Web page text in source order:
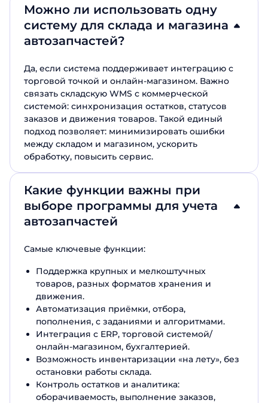
Можно ли использовать одну
систему для склада и магазина
автозапчастей?
Да, если система поддерживает интеграцию с
торговой точкой и онлайн-магазином. Важно
связать складскую WMS с коммерческой
системой: синхронизация остатков, статусов
заказов и движения товаров. Такой единый
подход позволяет: минимизировать ошибки
между складом и магазином, ускорить
обработку, повысить сервис.
Какие функции важны при
выборе программы для учета
автозапчастей
Самые ключевые функции:
Поддержка крупных и мелкоштучных
товаров, разных форматов хранения и
движения.
Автоматизация приёмки, отбора,
пополнения, с заданиями и алгоритмами.
Интеграция с ERP, торговой системой/
онлайн-магазином, бухгалтерией.
Возможность инвентаризации «на лету», без
остановки работы склада.
Контроль остатков и аналитика:
оборачиваемость, выполнение заказов,